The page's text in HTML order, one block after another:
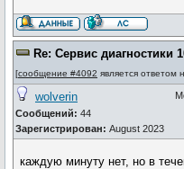
Re: Сервис диагностики
[сообщение #4092 является ответом
wolverin
Сообщений: 44
Зарегистрирован: August 2023
каждую минуту нет, но в